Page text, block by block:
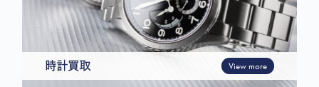
時計買取 View more